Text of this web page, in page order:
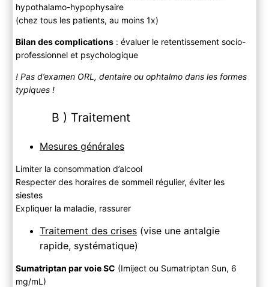
hypothalamo-hypophysaire
(chez tous les patients, au moins 1x)
Bilan des complications: évaluer le retentissement socio-
professionnel et psychologique
! Pas d’examen ORL, dentaire ou ophtalmo dans les formes
typiques !
B ) Traitement
Mesures générales
Limiter la consommation d’alcool
Respecter des horaires de sommeil régulier, éviter les
siestes
Expliquer la maladie, rassurer
Traitement des crises(vise une antalgie
rapide, systématique)
Sumatriptan par voie SC (Imiject ou Sumatriptan Sun, 6
mg/mL)